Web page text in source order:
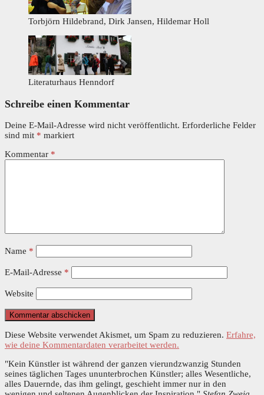
Torbjörn Hildebrand, Dirk Jansen, Hildemar Holl
Literaturhaus Henndorf
Schreibe einen Kommentar
Deine E-Mail-Adresse wird nicht veröffentlicht. Erforderliche Felder
sind mit * markiert
Kommentar *
Name *
E-Mail-Adresse *
Website
Diese Website verwendet Akismet, um Spam zu reduzieren. Erfahre,
wie deine Kommentardaten verarbeitet werden.
"Kein Künstler ist während der ganzen vierundzwanzig Stunden
seines täglichen Tages ununterbrochen Künstler; alles Wesentliche,
alles Dauernde, das ihm gelingt, geschieht immer nur in den